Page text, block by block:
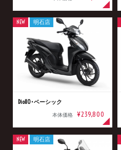
Dio110･ベーシック
本体価格 ¥239,800
NEW 明石店
NEW 明石店